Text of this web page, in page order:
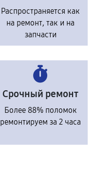
Распространяется как
на ремонт, так и на
запчасти
Срочный ремонт
Более 88% поломок
ремонтируем за 2 часа